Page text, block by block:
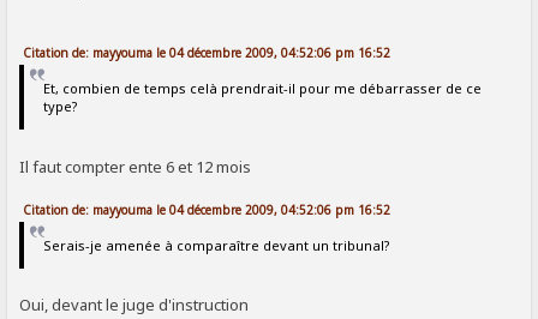
Citation de: mayyouma le 04 décembre 2009, 04:52:06 pm 16:52
Et, combien de temps celà prendrait-il pour me débarrasser de ce
type?
Il faut compter ente 6 et 12 mois
Citation de: mayyouma le 04 décembre 2009, 04:52:06 pm 16:52
Serais-je amenée à comparaître devant un tribunal?
Oui, devant le juge d'instruction